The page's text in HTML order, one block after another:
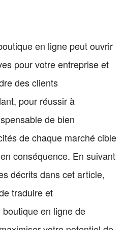
en ligne peut ouvrir
pour votre entreprise et
des clients
pour réussir à
de bien
de chaque marché cible
conséquence. En suivant
décrits dans cet article,
traduire et
en ligne de